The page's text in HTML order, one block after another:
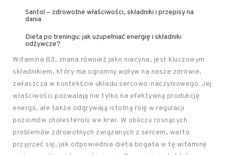
Santol – zdrowotne właściwości, składniki i przepisy na
dania
Dieta po treningu: jak uzupełniać energię i składniki
odżywcze?
Witamina B3, znana również jako niacyna, jest kluczowym
składnikiem, który ma ogromny wpływ na nasze zdrowie,
zwłaszcza w kontekście układu sercowo-naczyniowego. Jej
właściwości pozwalają nie tylko na efektywną produkcję
energii, ale także odgrywają istotną rolę w regulacji
poziomów cholesterolu we krwi. W obliczu rosnących
problemów zdrowotnych związanych z sercem, warto
przyjrzeć się, jak odpowiednia dieta bogata w tę witaminę